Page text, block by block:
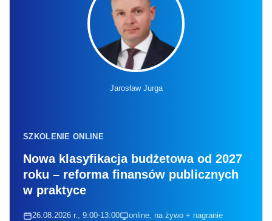
Jarosław Jurga
SZKOLENIE ONLINE
Nowa klasyfikacja budżetowa od 2027
roku – reforma finansów publicznych
w praktyce
26.08.2026 r., 9:00-13:00 online, na żywo + nagranie